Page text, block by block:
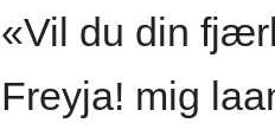
«Vil du din
Freyja! mig